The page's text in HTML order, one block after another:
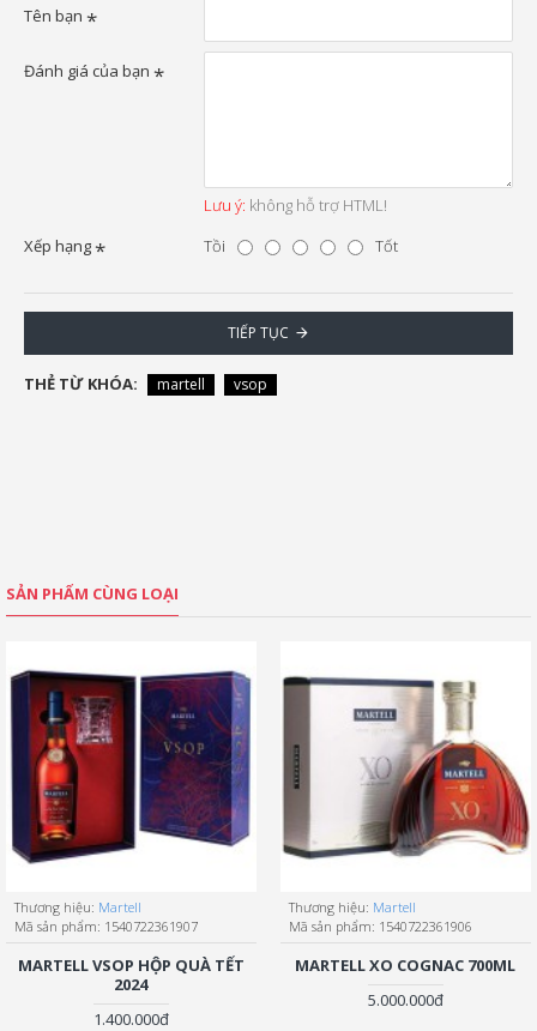
Tên bạn
Đánh giá của bạn
Lưu ý: không hỗ trợ HTML!
Xếp hạng
Tồi Tốt
TIẾP TỤC
THẺ TỪ KHÓA: martell vsop
SẢN PHẨM CÙNG LOẠI
Thương hiệu: Martell
Mã sản phẩm: 1540722361907
MARTELL VSOP HỘP QUÀ TẾT
2024
1.400.000đ
Thương hiệu: Martell
Mã sản phẩm: 1540722361906
MARTELL XO COGNAC 700ML
5.000.000đ